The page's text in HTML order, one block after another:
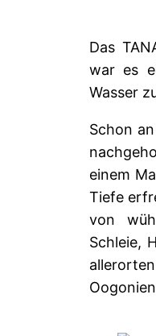
Das
war es
Wasser
Schon
einem
Tiefe
von
Schleie,